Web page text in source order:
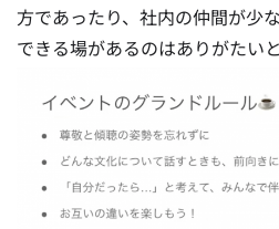
方であったり、社内の仲間が少
できる場があるのはありがたいと